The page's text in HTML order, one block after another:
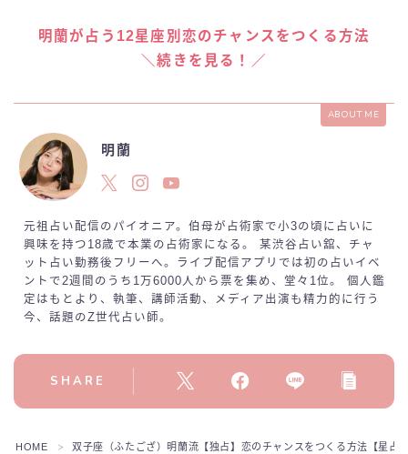
明蘭が占う12星座別恋のチャンスをつくる方法
＼続きを見る！／
ABOUT ME
明蘭
元祖占い配信のパイオニア。伯母が占術家で小3の頃に占いに
興味を持つ18歳で本業の占術家になる。 某渋谷占い舘、チャ
ット占い勤務後フリーへ。ライブ配信アプリでは初の占いイベ
ントで2週間のうち1万6000人から票を集め、堂々1位。 個人鑑
定はもとより、執筆、講師活動、メディア出演も精力的に行う
今、話題のZ世代占い師。
SHARE
HOME ＞ 双子座（ふたござ）明蘭流【独占】恋のチャンスをつくる方法【星占